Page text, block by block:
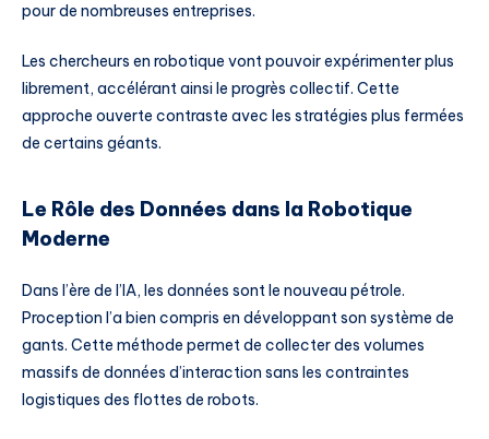
pour de nombreuses entreprises.
Les chercheurs en robotique vont pouvoir expérimenter plus
librement, accélérant ainsi le progrès collectif. Cette
approche ouverte contraste avec les stratégies plus fermées
de certains géants.
Le Rôle des Données dans la Robotique
Moderne
Dans l’ère de l’IA, les données sont le nouveau pétrole.
Proception l’a bien compris en développant son système de
gants. Cette méthode permet de collecter des volumes
massifs de données d’interaction sans les contraintes
logistiques des flottes de robots.